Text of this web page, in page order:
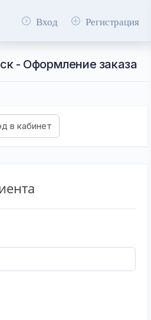
Вход Регистрация
- Оформление заказа